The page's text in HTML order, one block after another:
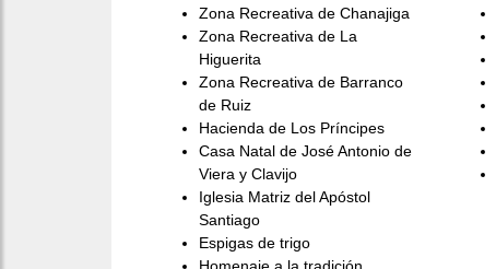
Zona Recreativa de Chanajiga
Zona Recreativa de La
Higuerita
Zona Recreativa de Barranco
de Ruiz
Hacienda de Los Príncipes
Casa Natal de José Antonio de
Viera y Clavijo
Iglesia Matriz del Apóstol
Santiago
Espigas de trigo